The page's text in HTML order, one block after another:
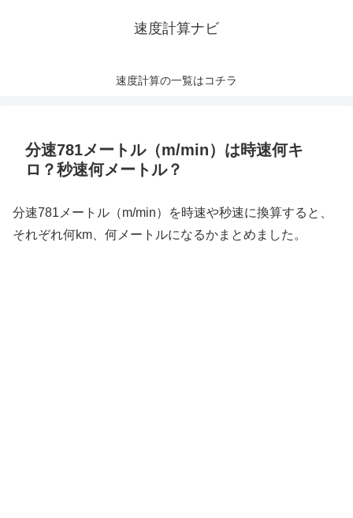
速度計算ナビ
速度計算の一覧はコチラ
分速781メートル（m/min）は時速何キ
ロ？秒速何メートル？
分速781メートル（m/min）を時速や秒速に換算すると、
それぞれ何km、何メートルになるかまとめました。